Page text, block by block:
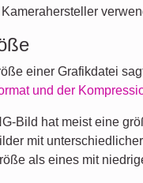
einer Grafikdatei
und der
Bild hat meist eine
mit
als eines mit